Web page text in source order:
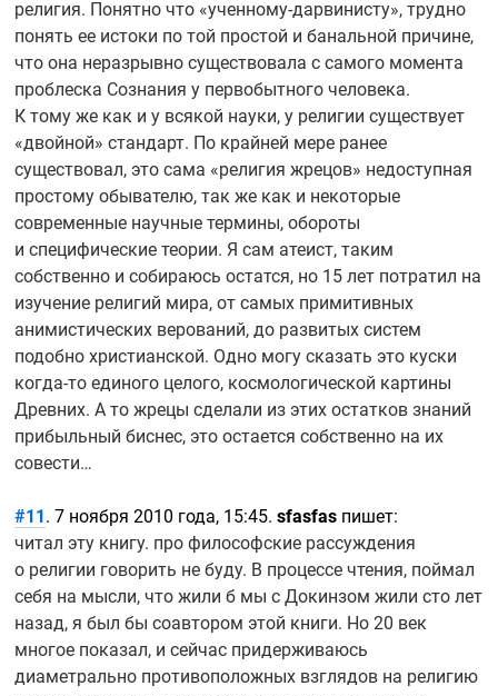
религия. Понятно что «ученному-дарвинисту», трудно
понять ее истоки по той простой и банальной причине,
что она неразрывно существовала с самого момента
проблеска Сознания у первобытного человека.
К тому же как и у всякой науки, у религии существует
«двойной» стандарт. По крайней мере ранее
существовал, это сама «религия жрецов» недоступная
простому обывателю, так же как и некоторые
современные научные термины, обороты
и специфические теории. Я сам атеист, таким
собственно и собираюсь остатся, но 15 лет потратил на
изучение религий мира, от самых примитивных
анимистических верований, до развитых систем
подобно христианской. Одно могу сказать это куски
когда-то единого целого, космологической картины
Древних. А то жрецы сделали из этих остатков знаний
прибыльный биснес, это остается собственно на их
совести…
#11. 7 ноября 2010 года, 15:45.sfasfas пишет:
читал эту книгу. про философские рассуждения
о религии говорить не буду. В процессе чтения, поймал
себя на мысли, что жили б мы с Докинзом жили сто лет
назад, я был бы соавтором этой книги. Но 20 век
многое показал, и сейчас придерживаюсь
диаметрально противоположных взглядов на религию